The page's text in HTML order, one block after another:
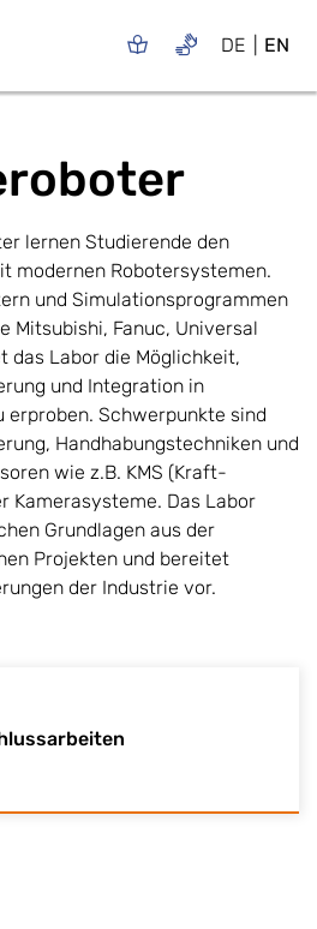
DE EN
lernen Studierende den
modernen Robotersystemen.
und Simulationsprogrammen
Mitsubishi, Fanuc, Universal
das Labor die Möglichkeit,
und Integration in
erproben. Schwerpunkte sind
Handhabungstechniken und
wie z.B. KMS (Kraft-
Kamerasysteme. Das Labor
Grundlagen aus der
Projekten und bereitet
der Industrie vor.